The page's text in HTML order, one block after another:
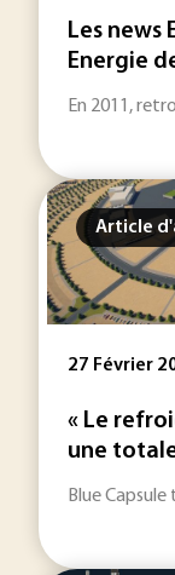
Les news
Energie
En 2011,
Article
27 Février
« Le
une
Blue